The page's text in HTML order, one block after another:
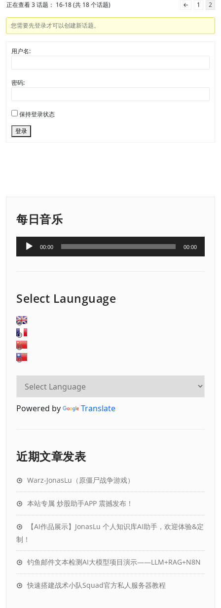
正在查看 3 话题： 16-18 (共 18 个话题) ← 1 2
您需要先登录才可以创建新话题。
用户名:
密码:
保持登录状态
登录
每日音乐
频
00:00 00:00
Select Launguage
Powered by Translate
近期文章发表
Warz-JonasLu（原僵尸战争游戏）
本站专属 炒股助手APP 震撼发布！
【AI作品展示】JonasLu 个人知识库AI助手，欢迎体验&定
制！
钓鱼邮件文本检测AI大模型项目演示——LLM+RAG+N8N
快速搭建战术小队Squad官方私人服务器教程